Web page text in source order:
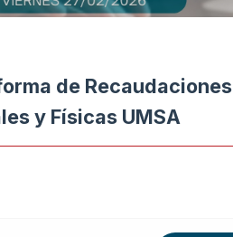
de Recaudaciones
y Físicas UMSA